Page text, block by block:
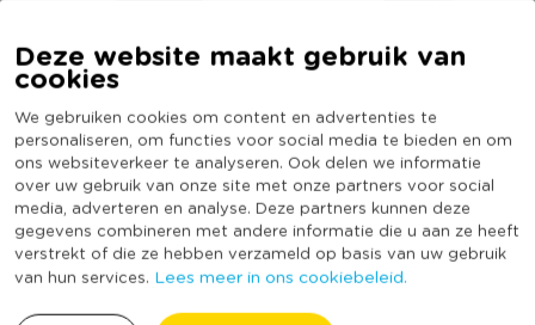
Deze website maakt gebruik van
cookies
We gebruiken cookies om content en advertenties te
personaliseren, om functies voor social media te bieden en om
ons websiteverkeer te analyseren. Ook delen we informatie
over uw gebruik van onze site met onze partners voor social
media, adverteren en analyse. Deze partners kunnen deze
gegevens combineren met andere informatie die u aan ze heeft
verstrekt of die ze hebben verzameld op basis van uw gebruik
van hun services. Lees meer in ons cookiebeleid.
Coolmax sportsokken 35/38
- zwart/grijs - 2 paar
Niet online
14,99
Coolmax sportsokken 39/42
- zwart/grijs - 2 paar
Niet online
14,99